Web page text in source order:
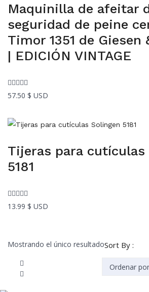
Maquinilla de afeitar
seguridad de peine
Timor 1351 de
| EDICIÓN VINTAGE
57.50 $ USD
Tijeras para cutículas
5181
13.99 $ USD
Mostrando el único resultadoSort By :